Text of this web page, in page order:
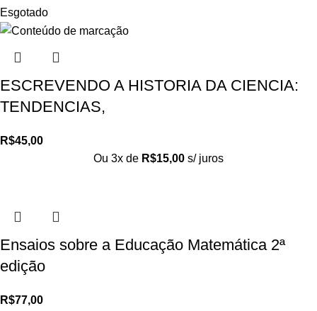
Esgotado
ESCREVENDO A HISTORIA DA CIENCIA:
TENDENCIAS,
R$45,00
Ou 3x de R$15,00 s/ juros
Ensaios sobre a Educação Matemática 2ª
edição
R$77,00